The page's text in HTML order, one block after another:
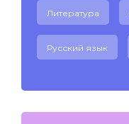
Литература
Русский язык